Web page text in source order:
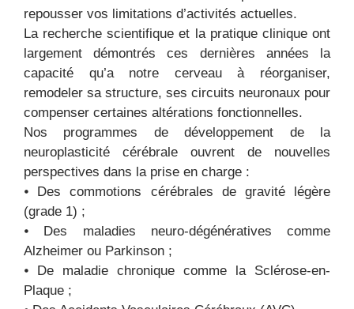
repousser vos limitations d’activités actuelles.
La recherche scientifique et la pratique clinique ont
largement démontrés ces dernières années la
capacité qu’a notre cerveau à réorganiser,
remodeler sa structure, ses circuits neuronaux pour
compenser certaines altérations fonctionnelles.
Nos programmes de développement de la
neuroplasticité cérébrale ouvrent de nouvelles
perspectives dans la prise en charge :
⦁ Des commotions cérébrales de gravité légère
(grade 1) ;
⦁ Des maladies neuro-dégénératives comme
Alzheimer ou Parkinson ;
⦁ De maladie chronique comme la Sclérose-en-
Plaque ;